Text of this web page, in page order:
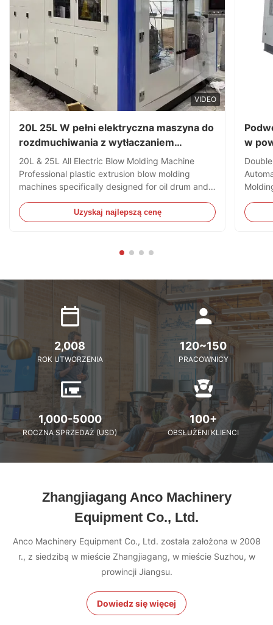
VIDEO
20L 25L W pełni elektryczna maszyna do
rozdmuchiwania z wytłaczaniem
tworzyw sztucznych do produkcji
beczek olejowych
20L & 25L All Electric Blow Molding Machine
Professional plastic extrusion blow molding
machines specifically designed for oil drum and
HDPE and PC materials. Technical Specifications
Specification Value Voltage 380V Clamping Force
Uzyskaj najlepszą cenę
w
2,008
ROK UTWORZENIA
120~150
PRACOWNICY
1,000-5000
ROCZNA SPRZEDAŻ (USD)
100+
OBSŁUŻENI KLIENCI
Zhangjiagang Anco Machinery
Equipment Co., Ltd.
Anco Machinery Equipment Co., Ltd. została założona w 2008
r., z siedzibą w mieście Zhangjiagang, w mieście Suzhou, w
prowincji Jiangsu.
Dowiedz się więcej